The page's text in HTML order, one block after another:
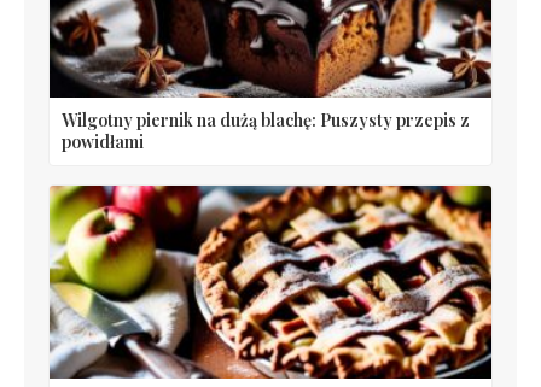
Wilgotny piernik na dużą blachę: Puszysty przepis z
powidłami